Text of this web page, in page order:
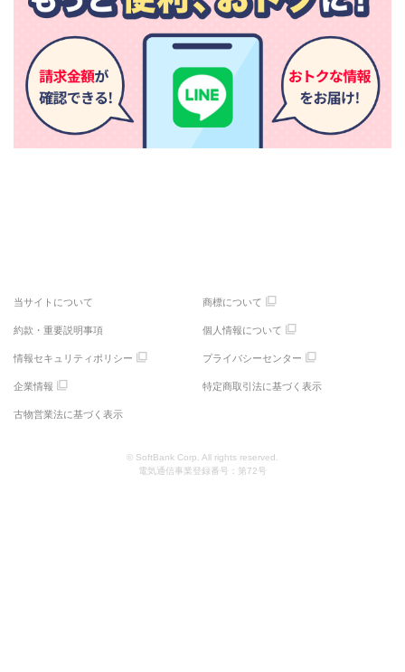
当サイトについて 商標について
約款・重要説明事項 個人情報について
情報セキュリティポリシー プライバシーセンター
企業情報 特定商取引法に基づく表示
古物営業法に基づく表示
© SoftBank Corp. All rights reserved.
電気通信事業登録番号：第72号